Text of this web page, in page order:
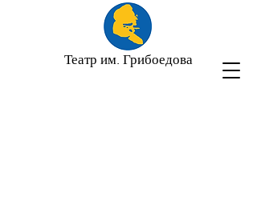
Театр им. Грибоедова